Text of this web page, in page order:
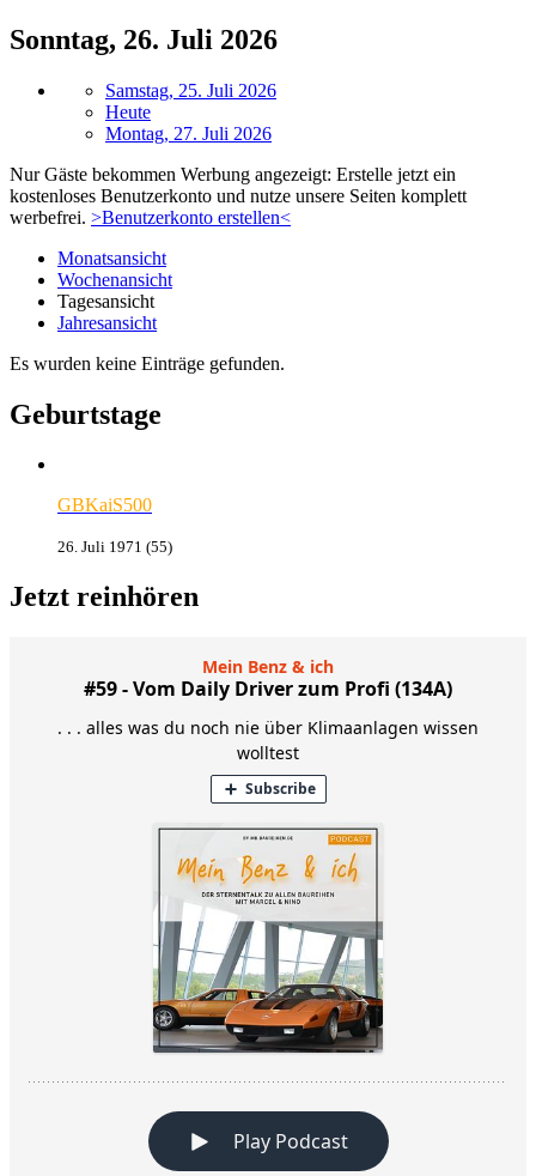
Sonntag, 26. Juli 2026
Samstag, 25. Juli 2026
Heute
Montag, 27. Juli 2026
Nur Gäste bekommen Werbung angezeigt: Erstelle jetzt ein
kostenloses Benutzerkonto und nutze unsere Seiten komplett
werbefrei. >Benutzerkonto erstellen<
Monatsansicht
Wochenansicht
Tagesansicht
Jahresansicht
Es wurden keine Einträge gefunden.
Geburtstage
GBKaiS500
26. Juli 1971 (55)
Jetzt reinhören